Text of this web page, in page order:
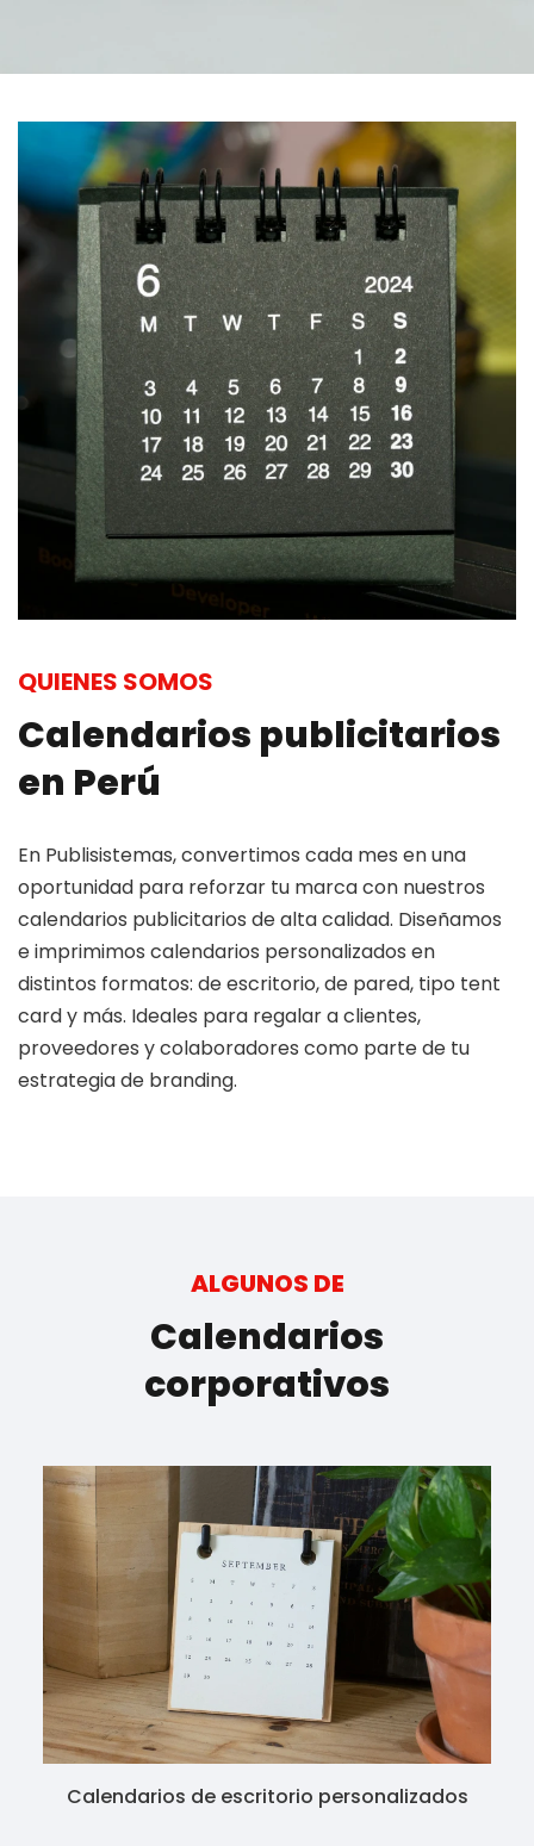
QUIENES SOMOS
Calendarios publicitarios
en Perú
En Publisistemas, convertimos cada mes en una
oportunidad para reforzar tu marca con nuestros
calendarios publicitarios de alta calidad. Diseñamos
e imprimimos calendarios personalizados en
distintos formatos: de escritorio, de pared, tipo tent
card y más. Ideales para regalar a clientes,
proveedores y colaboradores como parte de tu
estrategia de branding.
ALGUNOS DE
Calendarios
corporativos
Calendarios de escritorio personalizados